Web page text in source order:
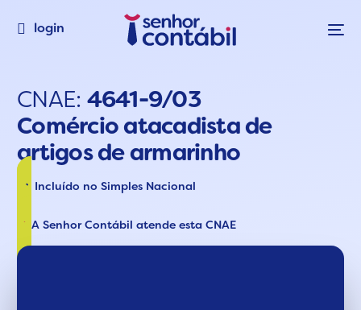
login
CNAE: 4641-9/03
Comércio atacadista de
artigos de armarinho
Incluído no Simples Nacional
A Senhor Contábil atende esta CNAE